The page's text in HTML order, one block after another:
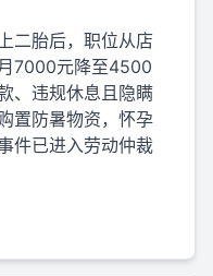
二胎后，职位从店
7000元降至4500
、违规休息且隐瞒
置防暑物资，怀孕
件已进入劳动仲裁